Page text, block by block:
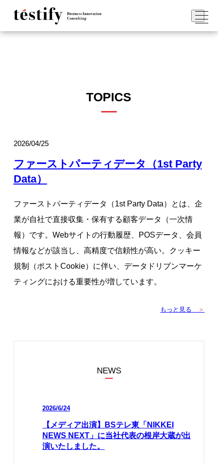
TOPICS
2026/04/25
ファーストパーティデータ（1st Party
Data）
ファーストパーティデータ（1st Party Data）とは、企
業が自社で直接収集・保有する顧客データ（一次情
報）です。Webサイトの行動履歴、POSデータ、会員
情報などが該当し、高精度で信頼性が高い。クッキー
規制（ポストCookie）に伴い、データドリブンマーケ
ティングにおける重要性が増しています。
もっと見る ＞
NEWS
2026/6/24
【メディア出演】BSテレ東「NIKKEI
NEWS NEXT」に当社代表の根岸大蔵が出
演いたしました。